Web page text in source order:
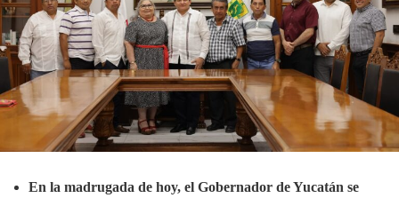
En la madrugada de hoy, el Gobernador de Yucatán se